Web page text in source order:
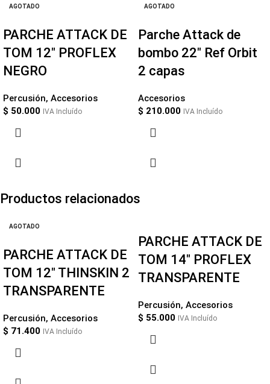
AGOTADO
PARCHE ATTACK DE
TOM 12″ PROFLEX
NEGRO
Percusión, Accesorios
$ 50.000 IVA Incluído
AGOTADO
Parche Attack de
bombo 22″ Ref Orbit
2 capas
Accesorios
$ 210.000 IVA Incluído
Productos relacionados
AGOTADO
PARCHE ATTACK DE
TOM 12″ THINSKIN 2
TRANSPARENTE
Percusión, Accesorios
$ 71.400 IVA Incluído
PARCHE ATTACK DE
TOM 14″ PROFLEX
TRANSPARENTE
Percusión, Accesorios
$ 55.000 IVA Incluído